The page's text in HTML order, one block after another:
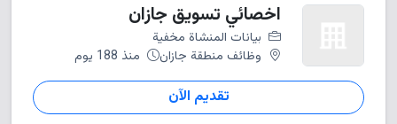
اخصائي تسويق جازان
بيانات المنشاة مخفية
وظائف منطقة جازان
منذ 188 يوم
تقديم الآن